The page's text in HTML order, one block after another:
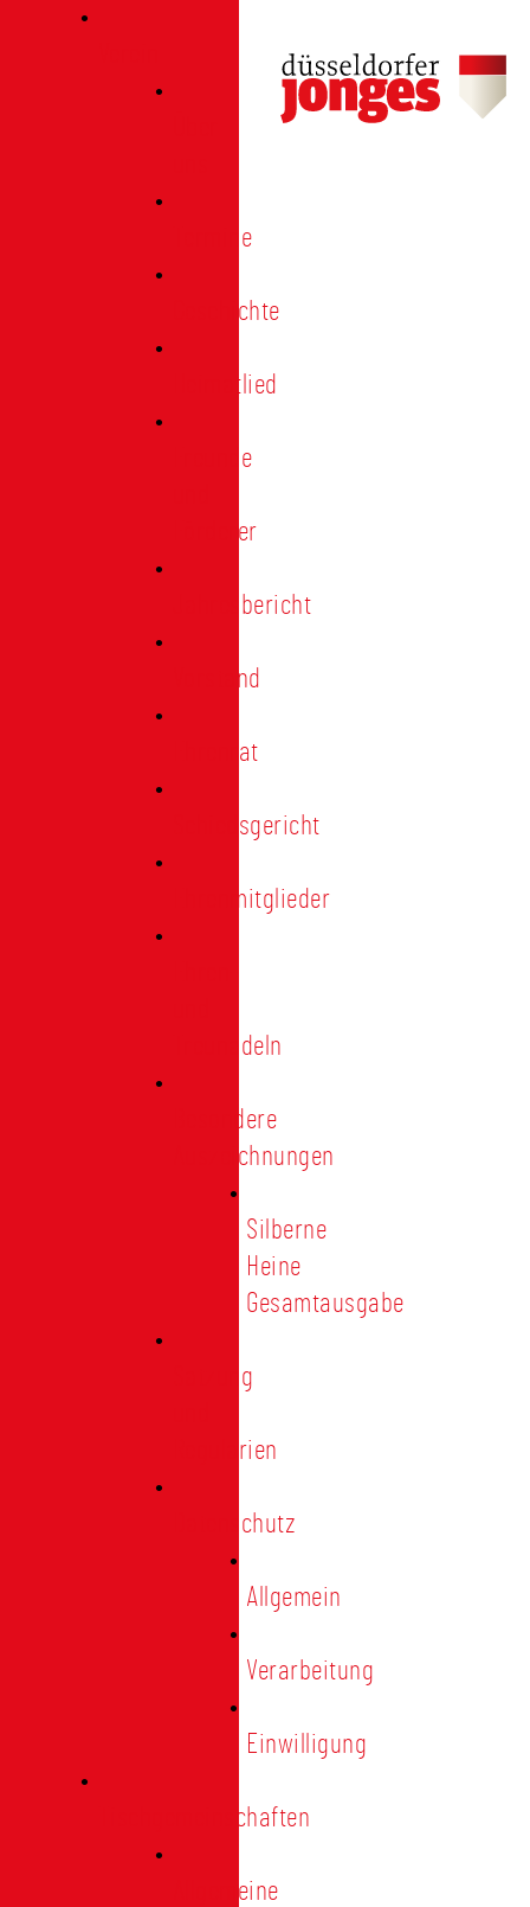
Termine
Geschichte
Heimatlied
Freunde
Förderer
Jahresbericht
Vorstand
Ehrenrat
Schiedsgericht
Ehrenmitglieder
Treunadeln
Besondere
Auszeichnungen
Silberne
Heine
Gesamtausgabe
Satzung
Regularien
Datenschutz
Allgemein
Verarbeitung
Einwilligung
Tischgemeinschaften
Allgemeine